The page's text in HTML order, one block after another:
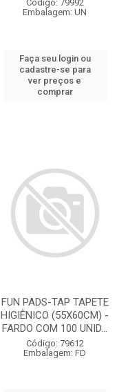
Código: 79992
Embalagem: UN
Faça seu login ou
cadastre-se para
ver preços e
comprar
FUN PADS-TAP TAPETE
HIGIÊNICO (55X60CM) -
FARDO COM 100 UNID...
Código: 79612
Embalagem: FD